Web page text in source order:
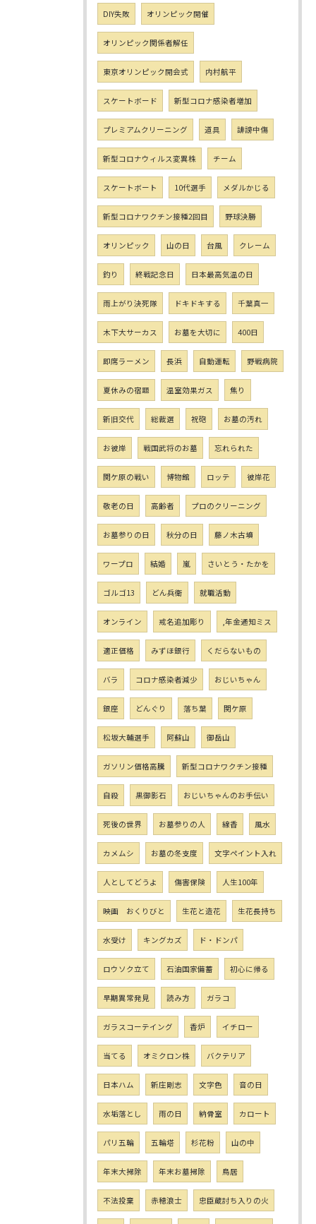
DIY失敗 オリンピック開催
オリンピック関係者解任
東京オリンピック開会式 内村航平
スケートボード 新型コロナ感染者増加
プレミアムクリーニング 道具 誹謗中傷
新型コロナウィルス変異株 チーム
スケートボート 10代選手 メダルかじる
新型コロナワクチン接種2回目 野球決勝
オリンピック 山の日 台風 クレーム
釣り 終戦記念日 日本最高気温の日
雨上がり決死隊 ドキドキする 千葉真一
木下大サーカス お墓を大切に 400日
即席ラーメン 長浜 自動運転 野戦病院
夏休みの宿題 温室効果ガス 焦り
新旧交代 総裁選 祝砲 お墓の汚れ
お彼岸 戦国武将のお墓 忘れられた
関ケ原の戦い 博物館 ロッテ 彼岸花
敬老の日 高齢者 プロのクリーニング
お墓参りの日 秋分の日 藤ノ木古墳
ワープロ 結婚 嵐 さいとう・たかを
ゴルゴ13 どん兵衛 就職活動
オンライン 戒名追加彫り ,年金通知ミス
適正価格 みずほ銀行 くだらないもの
バラ コロナ感染者減少 おじいちゃん
銀座 どんぐり 落ち葉 関ケ原
松坂大輔選手 阿蘇山 御岳山
ガソリン価格高騰 新型コロナワクチン接種
自殺 黒御影石 おじいちゃんのお手伝い
死後の世界 お墓参りの人 線香 風水
カメムシ お墓の冬支度 文字ペイント入れ
人としてどうよ 傷害保険 人生100年
映画 おくりびと 生花と造花 生花長持ち
水受け キングカズ ド・ドンパ
ロウソク立て 石油国家備蓄 初心に帰る
早期異常発見 読み方 ガラコ
ガラスコーテイング 香炉 イチロー
当てる オミクロン株 バクテリア
日本ハム 新庄剛志 文字色 音の日
水垢落とし 雨の日 納骨室 カロート
パリ五輪 五輪塔 杉花粉 山の中
年末大掃除 年末お墓掃除 鳥居
不法投棄 赤穂浪士 忠臣蔵討ち入りの火